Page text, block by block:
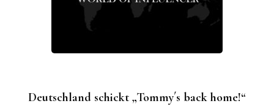
Deutschland schickt „Tommy´s back home!“